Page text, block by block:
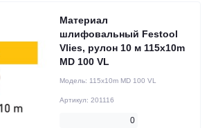
Материал
шлифовальный Festool
Vlies, рулон 10 м 115x10m
MD 100 VL
Модель: 115x10m MD 100 VL
Артикул: 201116
0